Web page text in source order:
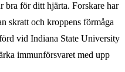
bra för ditt hjärta. Forskare har
skratt och kroppens förmåga
vid Indiana State University
immunförsvaret med upp